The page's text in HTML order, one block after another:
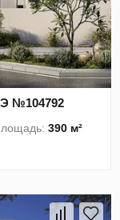
№104792
390 м²